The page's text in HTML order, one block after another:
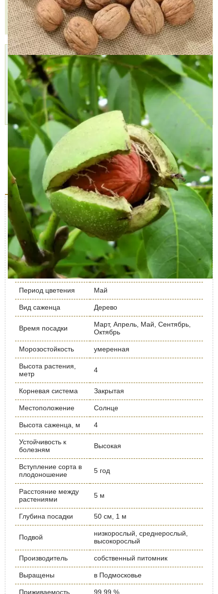
В КОРЗИНУ
Доставка
курьером,
999 руб.
Доставим
через 1-2 дня
9 августа
Подробнее »
Самовывоз,
БЕСПЛАТНО
2 пункта
самовывоза,
Оплата,
Наличными,
Картой,
Подробнее »
Характеристики Доставка и оплата
Отзывы (0)
Описание куста
Характеристика Значение
Урожайность кг/
дерево
до 30
Срок созревания Ранний
Период цветения Май
Вид саженца Дерево
Время посадки
Март, Апрель, Май, Сентябрь,
Октябрь
Морозостойкость умеренная
Высота растения,
метр
4
Корневая система Закрытая
Местоположение Солнце
Высота саженца, м 4
Устойчивость к
болезням
Высокая
Вступление сорта в
плодоношение
5 год
Расстояние между
растениями
5 м
Глубина посадки 50 см, 1 м
Подвой
низкорослый, среднерослый,
высокорослый
Производитель собственный питомник
Выращены в Подмосковье
Приживаемость 99,99 %